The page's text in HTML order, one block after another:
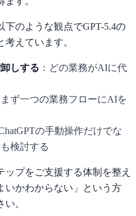
のような観点でGPT-5.4の
えています。
しする ：どの業務がAIに代
まず一つの業務フローにAIを
ChatGPTの手動操作だけでな
検討する
プをご支援する体制を整え
いかわからない」という方
。